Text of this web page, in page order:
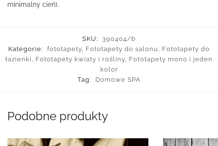
minimalny cień).
SKU:
390404/b
Kategorie:
fototapety, Fototapety do salonu , Fototapety do
łazienki , Fototapety kwiaty i rośliny, Fototapety mono i jeden
kolor
Tag:
Domowe SPA
Podobne produkty